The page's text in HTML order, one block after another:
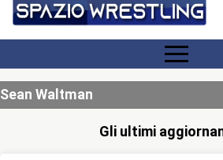
Sean Waltman
Gli ultimi